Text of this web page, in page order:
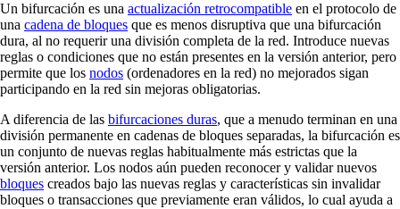
Un bifurcación es una actualización retrocompatible en el protocolo de
una cadena de bloques que es menos disruptiva que una bifurcación
dura, al no requerir una división completa de la red. Introduce nuevas
reglas o condiciones que no están presentes en la versión anterior, pero
permite que los nodos (ordenadores en la red) no mejorados sigan
participando en la red sin mejoras obligatorias.
A diferencia de las bifurcaciones duras, que a menudo terminan en una
división permanente en cadenas de bloques separadas, la bifurcación es
un conjunto de nuevas reglas habitualmente más estrictas que la
versión anterior. Los nodos aún pueden reconocer y validar nuevos
bloques creados bajo las nuevas reglas y características sin invalidar
bloques o transacciones que previamente eran válidos, lo cual ayuda a